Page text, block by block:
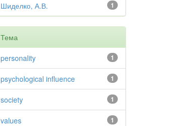
1
Шиделко, А.В.
Тема
1
personality
1
psychological influence
1
society
1
values